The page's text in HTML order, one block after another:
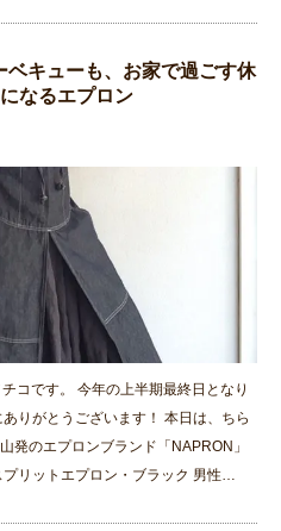
キューも、お家で過ごす休
なるエプロン
コです。 今年の上半期最終日となり
りがとうございます！ 本日は、ちら
発のエプロンブランド「NAPRON」
リットエプロン・ブラック 男性…